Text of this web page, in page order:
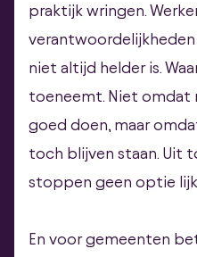
praktijk wringen.
niet altijd helder is.
toeneemt. Niet omdat
goed doen, maar
toch blijven staan. Uit
stoppen geen optie
En voor gemeenten